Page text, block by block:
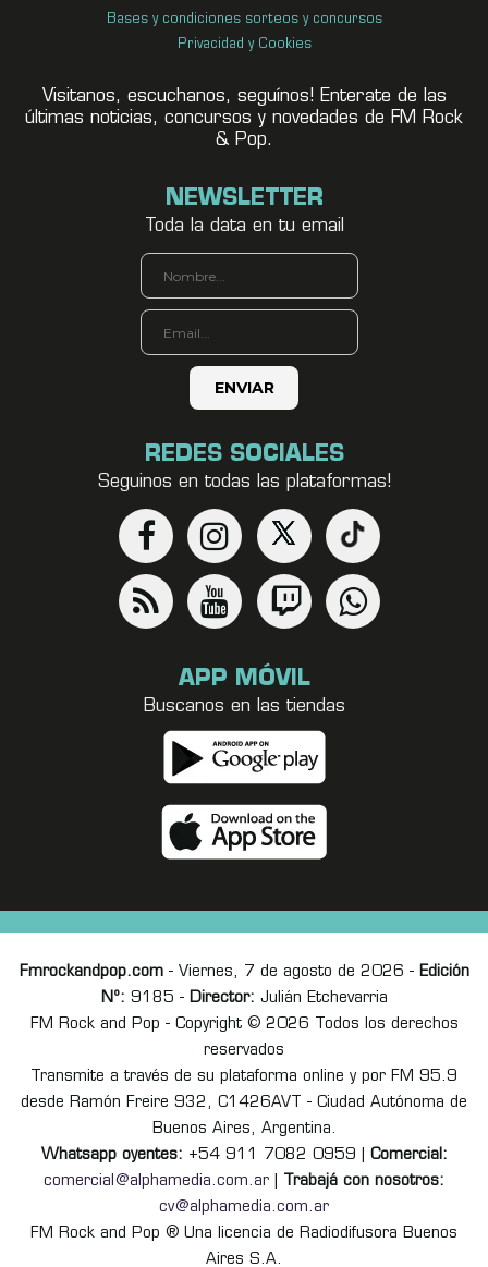
Bases y condiciones sorteos y concursos
Privacidad y Cookies
Visitanos, escuchanos, seguínos! Enterate de las
últimas noticias, concursos y novedades de FM Rock
& Pop.
NEWSLETTER
Toda la data en tu email
REDES SOCIALES
Seguinos en todas las plataformas!
APP MÓVIL
Buscanos en las tiendas
Fmrockandpop.com- Viernes, 7 de agosto de 2026 - Edición
Nº: 9185 - Director: Julián Etchevarria
FM Rock and Pop - Copyright © 2026 Todos los derechos
reservados
Transmite a través de su plataforma online y por FM 95.9
desde Ramón Freire 932, C1426AVT - Ciudad Autónoma de
Buenos Aires, Argentina.
Whatsapp oyentes: +54 911 7082 0959 | Comercial:
comercial@alphamedia.com.ar
Trabajá con nosotros:
cv@alphamedia.com.ar
FM Rock and Pop ® Una licencia de Radiodifusora Buenos
Aires S.A.